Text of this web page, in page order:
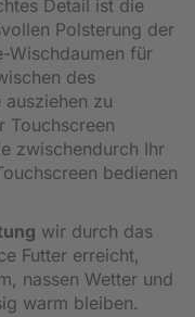
Detail ist die
Polsterung der
Wischdaumen für
des
zu
Touchscreen
zwischendurch Ihr
bedienen
wir durch das
Futter erreicht,
nassen Wetter und
warm bleiben.